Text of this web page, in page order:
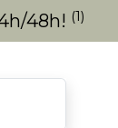
48h! (1)